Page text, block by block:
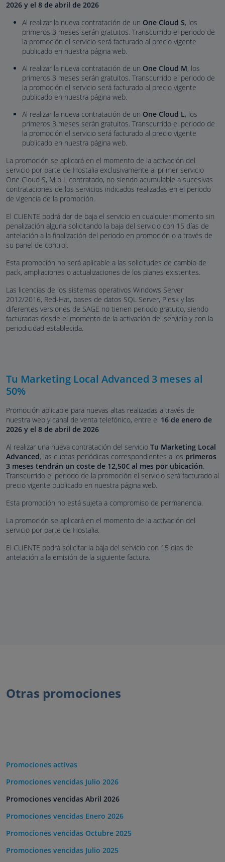
2026 y el 8 de abril de 2026
Al realizar la nueva contratación de un One Cloud S, los
primeros 3 meses serán gratuitos. Transcurrido el periodo de
la promoción el servicio será facturado al precio vigente
publicado en nuestra página web.
Al realizar la nueva contratación de un One Cloud M, los
primeros 3 meses serán gratuitos. Transcurrido el periodo de
la promoción el servicio será facturado al precio vigente
publicado en nuestra página web.
Al realizar la nueva contratación de un One Cloud L, los
primeros 3 meses serán gratuitos. Transcurrido el periodo de
la promoción el servicio será facturado al precio vigente
publicado en nuestra página web.
La promoción se aplicará en el momento de la activación del
servicio por parte de Hostalia exclusivamente al primer servicio
One Cloud S, M o L contratado, no siendo acumulable a sucesivas
contrataciones de los servicios indicados realizadas en el periodo
de vigencia de la promoción.
El CLIENTE podrá dar de baja el servicio en cualquier momento sin
penalización alguna solicitando la baja del servicio con 15 días de
antelación a la finalización del periodo en promoción o a través de
su panel de control.
Esta promoción no será aplicable a las solicitudes de cambio de
pack, ampliaciones o actualizaciones de los planes existentes.
Las licencias de los sistemas operativos Windows Server
2012/2016, Red-Hat, bases de datos SQL Server, Plesk y las
diferentes versiones de SAGE no tienen periodo gratuito, siendo
facturadas desde el momento de la activación del servicio y con la
periodicidad establecida.
Tu Marketing Local Advanced 3 meses al
50%
Promoción aplicable para nuevas altas realizadas a través de
nuestra web y canal de venta telefónico, entre el 16 de enero de
2026 y el 8 de abril de 2026
Al realizar una nueva contratación del servicio Tu Marketing Local
Advanced, las cuotas periódicas correspondientes a los primeros
3 meses tendrán un coste de 12,50€ al mes por ubicación.
Transcurrido el periodo de la promoción el servicio será facturado al
precio vigente publicado en nuestra página web.
Esta promoción no está sujeta a compromiso de permanencia.
La promoción se aplicará en el momento de la activación del
servicio por parte de Hostalia.
El CLIENTE podrá solicitar la baja del servicio con 15 días de
antelación a la emisión de la siguiente factura.
Otras promociones
Promociones activas
Promociones vencidas Julio 2026
Promociones vencidas Abril 2026
Promociones vencidas Enero 2026
Promociones vencidas Octubre 2025
Promociones vencidas Julio 2025